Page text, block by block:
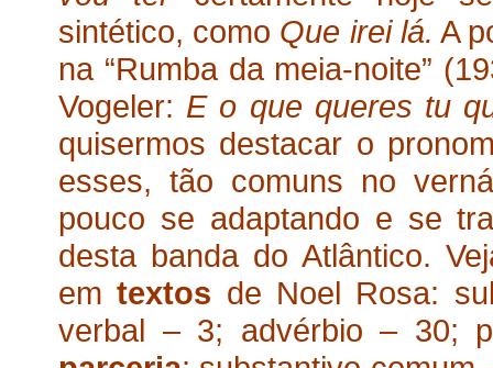
sintético, como Que irei lá. A
na “Rumba da meia-noite”
Vogeler: E o que queres tu
quisermos destacar o
esses, tão comuns no
pouco se adaptando e se
desta banda do Atlântico.
emtextos de Noel Rosa:
verbal – 3; advérbio – 30;